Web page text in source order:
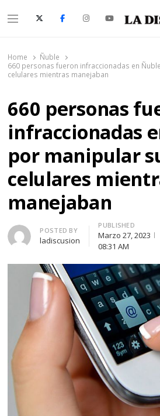
Menu
Home
Ñuble
660 personas fueron infraccionadas en
celulares mientras manejaban
660 personas
infraccionadas
por manipular
celulares
manejaban
Author
POSTED BY
ladiscusion
PUBLISHED
Marzo 27, 2023
08:31 AM